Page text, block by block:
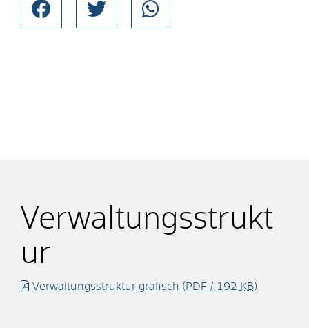
Verwaltungsstrukt
ur
Verwaltungsstruktur grafisch (PDF / 192 KB)